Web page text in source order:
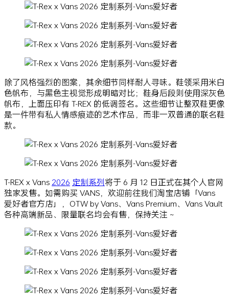
除了风格强烈的图案，其余细节同样耐人寻味。鞋领采用米白
色帆布，与黑色主视觉形成明暗对比；鞋身后段则使用深灰色
帆布，上面压印有 T-REX 的低调签名。这些细节让整双鞋更像
是一件带有私人情感痕迹的艺术作品，而非一双普通的联名鞋
款。
T-REX x Vans 2026 定制系列将于 6 月 12 日正式在其个人官网
独家发售。如需购买 VANS，欢迎前往我们淘宝店铺「Vans
爱好者官方店」，OTW by Vans、Vans Premium、Vans Vault
各种高端新品、限量联名均会有售，保持关注 ~